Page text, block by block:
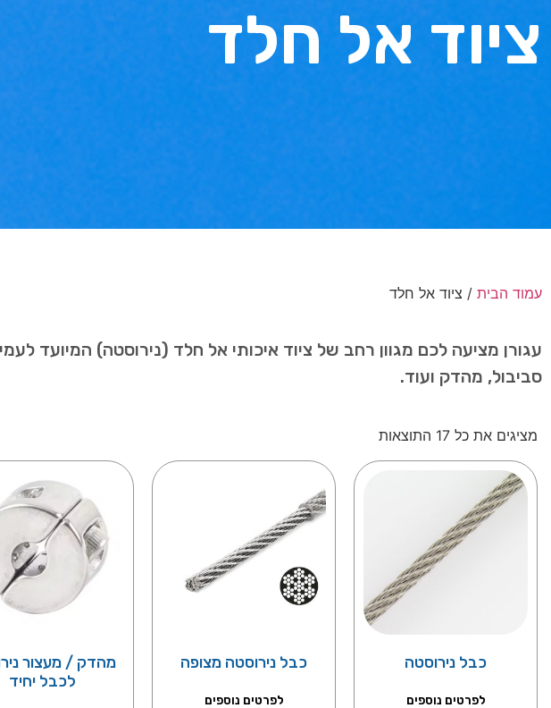
ציוד אל חלד
עמוד הבית / ציוד אל חלד
עגורן מציעה לכם מגוון רחב של ציוד איכותי אל חלד (נירוסטה) המיועד
סביבול, מהדק ועוד.
מציגים את כל ⁦17⁩ התוצאות
כבל נירוסטה
לפרטים נוספים
כבל נירוסטה מצופה
לפרטים נוספים
מהדק / מעצור
לכבל יחיד